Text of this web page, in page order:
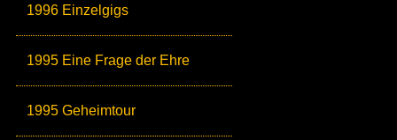
1996 Einzelgigs
1995 Eine Frage der Ehre
1995 Geheimtour